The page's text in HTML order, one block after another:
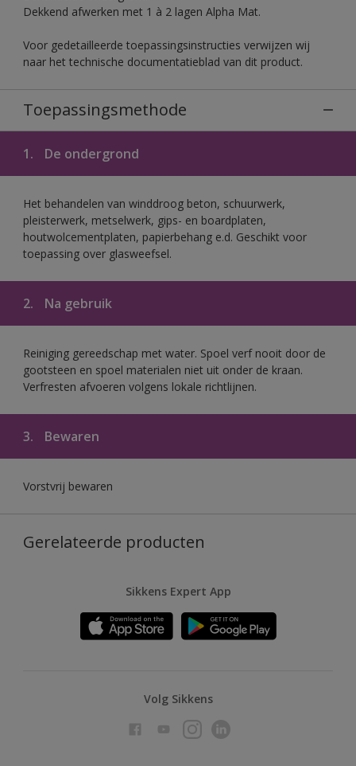
Dekkend afwerken met 1 à 2 lagen Alpha Mat.
Voor gedetailleerde toepassingsinstructies verwijzen wij
naar het technische documentatieblad van dit product.
Toepassingsmethode
1. De ondergrond
Het behandelen van winddroog beton, schuurwerk,
pleisterwerk, metselwerk, gips- en boardplaten,
houtwolcementplaten, papierbehang e.d. Geschikt voor
toepassing over glasweefsel.
2. Na gebruik
Reiniging gereedschap met water. Spoel verf nooit door de
gootsteen en spoel materialen niet uit onder de kraan.
Verfresten afvoeren volgens lokale richtlijnen.
3. Bewaren
Vorstvrij bewaren
Gerelateerde producten
Sikkens Expert App
Volg Sikkens